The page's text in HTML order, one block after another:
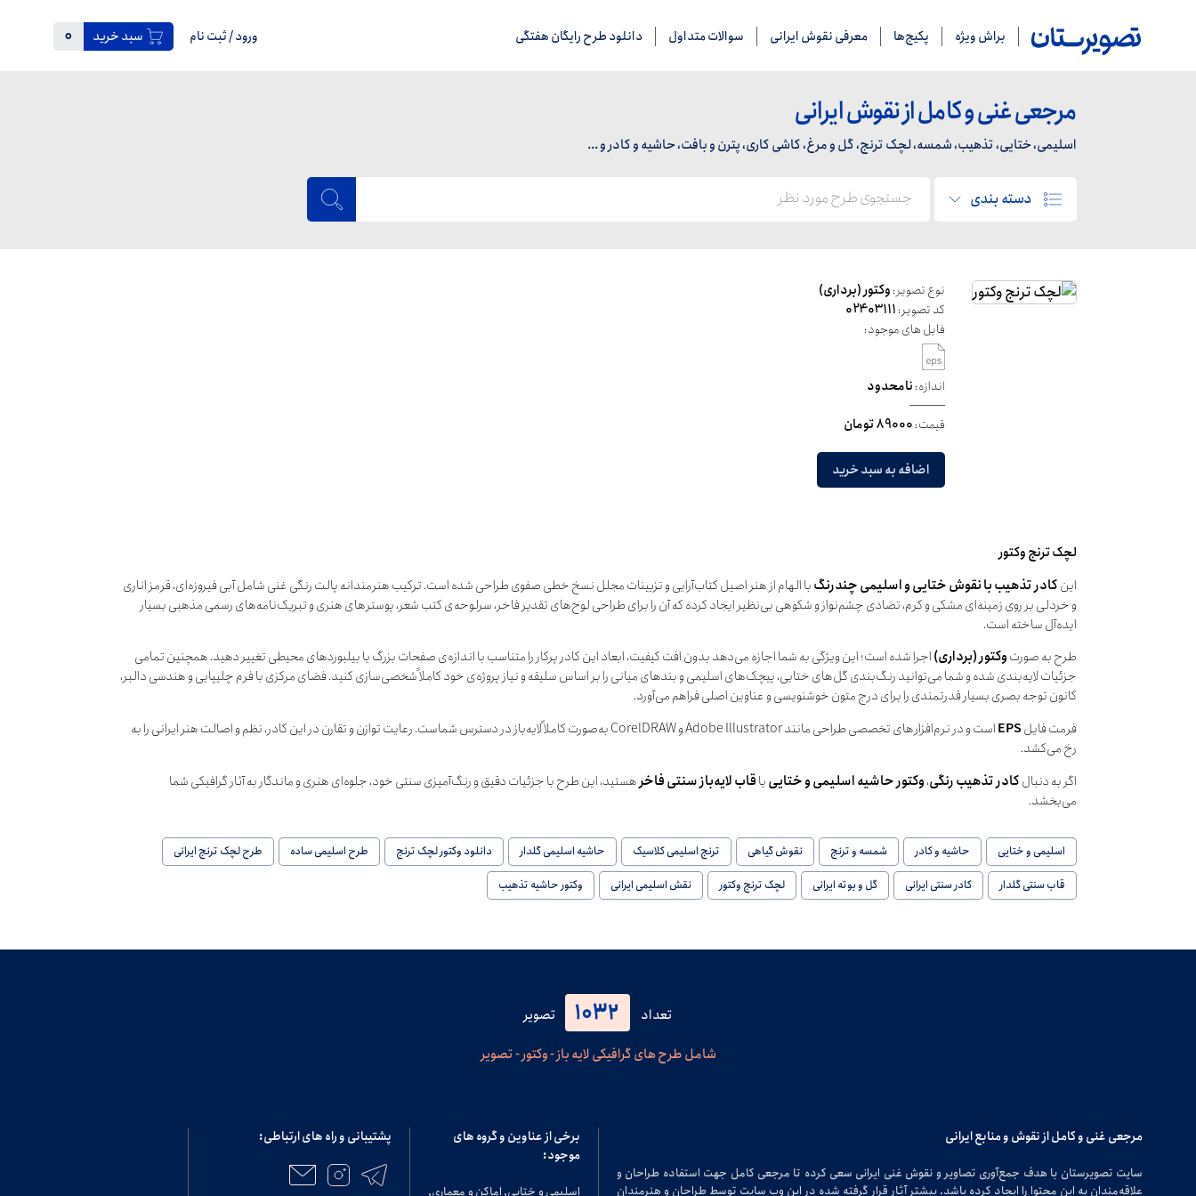
براش ویژه پکیج‌ها معرفی نقوش ایرانی سوالات متداول دانلود طرح رایگان هفتگی سبد خرید 0 ورود/ثبت نام
مرجعی غنی و کامل از نقوش ایرانی
اسلیمی، ختایی، تذهیب، شمسه، لچک ترنج، گل و مرغ، کاشی کاری، پترن و بافت، حاشیه و کادر و ...
دسته بندی
نوع تصویر:وکتور (برداری)
کد تصویر:02403111
فایل های موجود:
اندازه:نامحدود
قیمت:89000 تومان
اضافه به سبد خرید
لچک ترنج وکتور
اینکادر تذهیب با نقوش ختایی و اسلیمی چندرنگبا الهام از هنر اصیل کتاب‌آرایی و تزیینات مجلل نسخ خطی صفوی طراحی شده است. ترکیب هنرمندانه پالت رنگی غنی شامل آبی فیروزه‌ای، قرمز اناری
و خردلی بر روی زمینه‌ای مشکی و کرم، تضادی چشم‌نواز و شکوهی بی‌نظیر ایجاد کرده که آن را برای طراحی لوح‌های تقدیر فاخر، سرلوحه‌ی کتب شعر، پوسترهای هنری و تبریک‌نامه‌های رسمی مذهبی بسیار
ایده‌آل ساخته است.
طرح به صورتوکتور (برداری)اجرا شده است؛ این ویژگی به شما اجازه می‌دهد بدون افت کیفیت، ابعاد این کادر پرکار را متناسب با اندازه‌ی صفحات بزرگ یا بیلبوردهای محیطی تغییر دهید. همچنین تمامی
جزئیات لایه‌بندی شده و شما می‌توانید رنگ‌بندی گل‌های ختایی، پیچک‌های اسلیمی و بندهای میانی را بر اساس سلیقه و نیاز پروژه‌ی خود کاملاً شخصی‌سازی کنید. فضای مرکزی با فرم چلیپایی و هندسی دالبر،
کانون توجه بصری بسیار قدرتمندی را برای درج متون خوشنویسی و عناوین اصلی فراهم می‌آورد.
فرمت فایلEPS
است و در نرم‌افزارهای تخصصی طراحی مانند Adobe Illustrator و CorelDRAW به‌صورت کاملاً لایه‌باز در دسترس شماست. رعایت توازن و تقارن در این کادر، نظم و اصالت هنر ایرانی را به
رخ می‌کشد.
اگر به دنبالکادر تذهیب رنگی،وکتور حاشیه اسلیمی و ختایییاقاب لایه‌باز سنتی فاخرهستید، این طرح با جزئیات دقیق و رنگ‌آمیزی سنتی خود، جلوه‌ای هنری و ماندگار به آثار گرافیکی شما
می‌بخشد.
اسلیمی و ختایی حاشیه و کادر شمسه و ترنج نقوش گیاهی ترنج اسلیمی کلاسیک حاشیه اسلیمی گلدار دانلود وکتور لچک ترنج طرح اسلیمی ساده
طرح لچک ترنج ایرانی
قاب سنتی گلدار
کادر سنتی ایرانی گل و بوته ایرانی لچک ترنج وکتور نقش اسلیمی ایرانی وکتور حاشیه تذهیب
تعداد 1032
تصویر
شامل طرح های گرافیکی لایه باز - وکتور - تصویر
مرجعی غنی و کامل از نقوش و منابع ایرانی
سایت تصویرستان با هدف جمع‌آوری تصاویر و نقوش غنی ایرانی سعی کرده تا مرجعی کامل جهت استفاده طراحان و
علاقه‌مندان به این محتوا را ایجاد کرده باشد. بیشتر آثار قرار گرفته شده در این وب سایت توسط طراحان و هنرمندان
برخی از عناوین و گروه های
موجود:
اسلیمی و ختایی, اماکن و معماری,
پشتیبانی و راه های ارتباطی: